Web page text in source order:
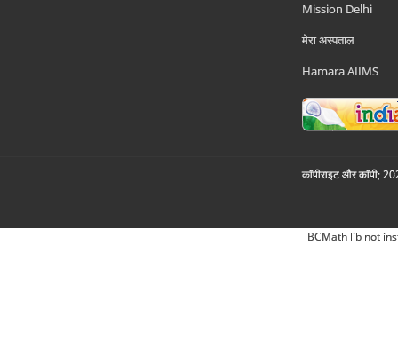
Mission Delhi
मेरा अस्पताल
Hamara AIIMS
कॉपीराइट और कॉपी;
BCMath lib not